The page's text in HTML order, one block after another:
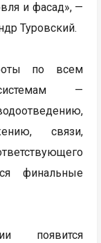
и фасад», —
Туровский.
по всем
—
связи,
финальные
появится